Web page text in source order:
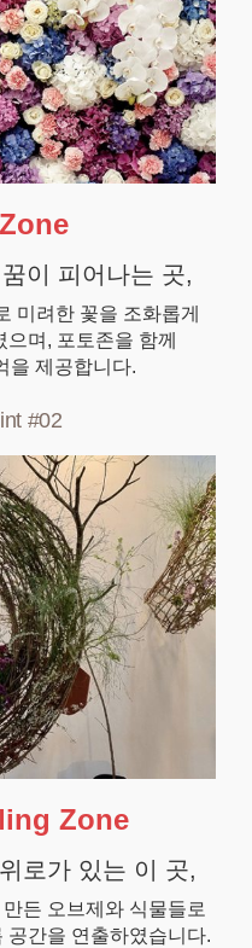
이 피어나는 곳,
미려한 꽃을 조화롭게
며, 포토존을 함께
을 제공합니다.
#02
Zone
로가 있는 이 곳,
든 오브제와 식물들로
공간을 연출하였습니다.